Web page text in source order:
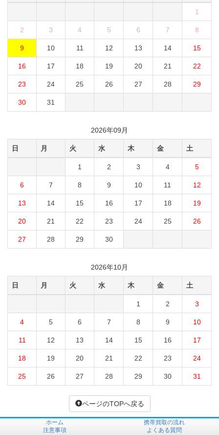
1
2 3 4 5 6 7 8
9 10 11 12 13 14 15
16 17 18 19 20 21 22
23 24 25 26 27 28 29
30 31
2026年09月
日 月 火 水 木 金 土
1 2 3 4 5
6 7 8 9 10 11 12
13 14 15 16 17 18 19
20 21 22 23 24 25 26
27 28 29 30
2026年10月
日 月 火 水 木 金 土
1 2 3
4 5 6 7 8 9 10
11 12 13 14 15 16 17
18 19 20 21 22 23 24
25 26 27 28 29 30 31
ページのTOPへ戻る
ホーム
携帯買取の流れ
注意事項
よくある質問